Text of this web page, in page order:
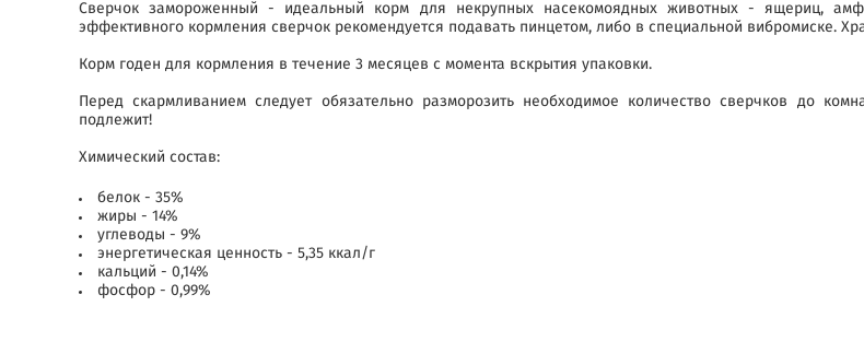
Сверчок замороженный - идеальный корм для некрупных насекомоядных животных - ящериц,
эффективного кормления сверчок рекомендуется подавать пинцетом, либо в специальной вибромиске.
Корм годен для кормления в течение 3 месяцев с момента вскрытия упаковки.
Перед скармливанием следует обязательно разморозить необходимое количество сверчков до
подлежит!
Химический состав:
белок - 35%
жиры - 14%
углеводы - 9%
энергетическая ценность - 5,35 ккал/г
кальций - 0,14%
фосфор - 0,99%